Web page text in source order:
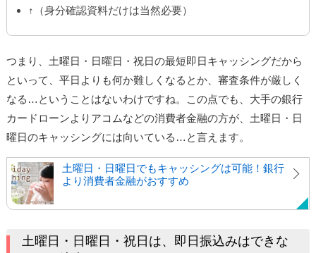
↑（身分確認資料だけは当然必要）
つまり、土曜日・日曜日・祝日の最短即日キャッシングだから
といって、平日よりも何か難しくなるとか、審査条件が厳しく
なる…ということはないわけですね。この点でも、大手の銀行
カードローンよりアコムなどの消費者金融の方が、土曜日・日
曜日のキャッシングには向いている…と言えます。
土曜日・日曜日でもキャッシングは可能！銀行
より消費者金融がおすすめ
土曜日・日曜日・祝日は、即日振込みはできな